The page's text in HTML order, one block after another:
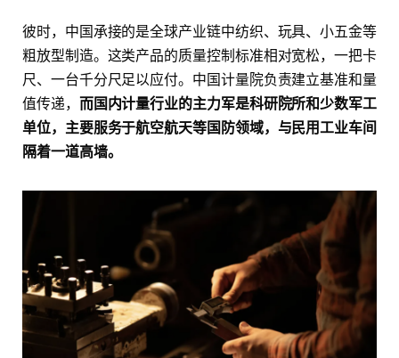
彼时，中国承接的是全球产业链中纺织、玩具、小五金等
粗放型制造。这类产品的质量控制标准相对宽松，一把卡
尺、一台千分尺足以应付。中国计量院负责建立基准和量
值传递， 而国内计量行业的主力军是科研院所和少数军工
单位，主要服务于航空航天等国防领域，与民用工业车间
隔着一道高墙。